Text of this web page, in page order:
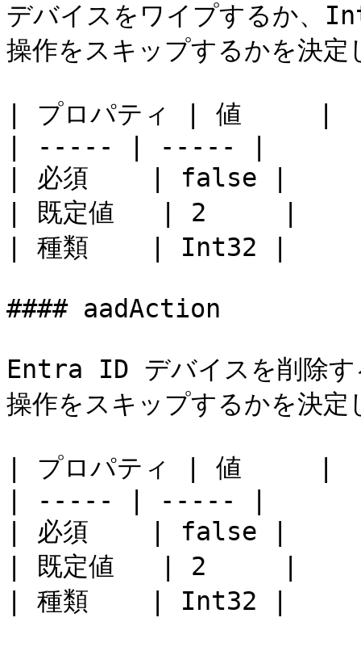
デバイスをワイプするか、
操作をスキップするかを決定
| プロパティ | 値     |
| ----- | ----- |
| 必須    | false |
| 既定値   | 2     |
| 種類    | Int32 |
#### aadAction
Entra ID デバイスを削除
操作をスキップするかを決定
| プロパティ | 値     |
| ----- | ----- |
| 必須    | false |
| 既定値   | 2     |
| 種類    | Int32 |